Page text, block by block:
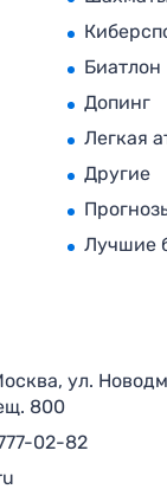
Биатлон
Допинг
Легкая
Другие
Лучшие
ул.
800
02-82